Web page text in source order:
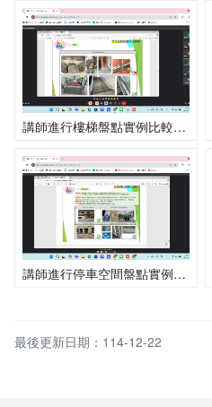
講師進行樓梯盤點實例比較與說明
講師進行停車空間盤點實例比較與說明
最後更新日期：114-12-22